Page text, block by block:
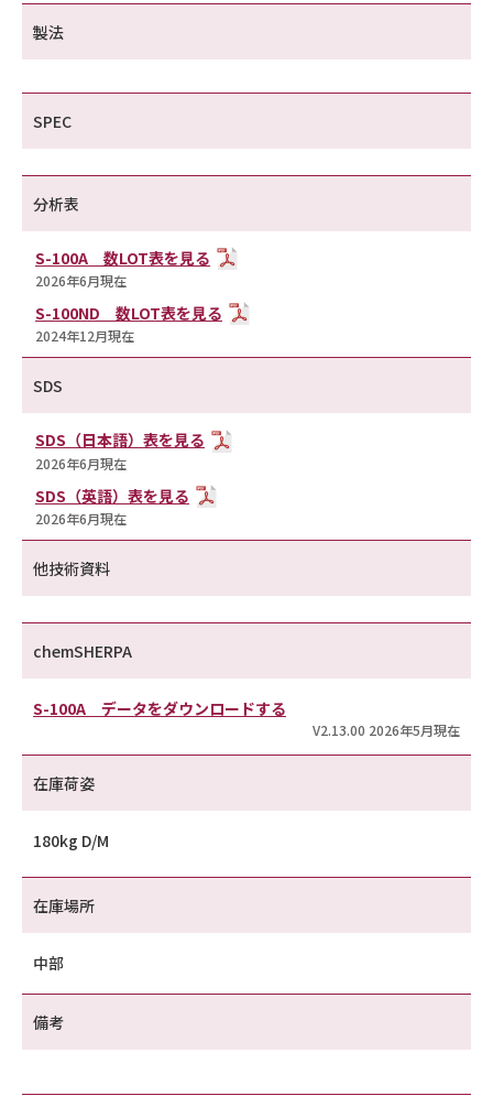
製法
SPEC
分析表
S-100A 数LOT表を見る
2026年6月現在
S-100ND 数LOT表を見る
2024年12月現在
SDS
SDS（日本語）表を見る
2026年6月現在
SDS（英語）表を見る
2026年6月現在
他技術資料
chemSHERPA
S-100A データをダウンロードする
V2.13.00 2026年5月現在
在庫荷姿
180kg D/M
在庫場所
中部
備考